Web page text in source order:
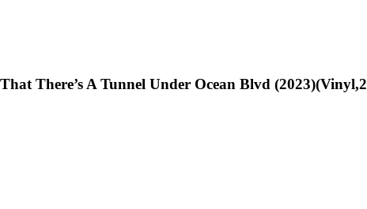
There’s A Tunnel Under Ocean Blvd